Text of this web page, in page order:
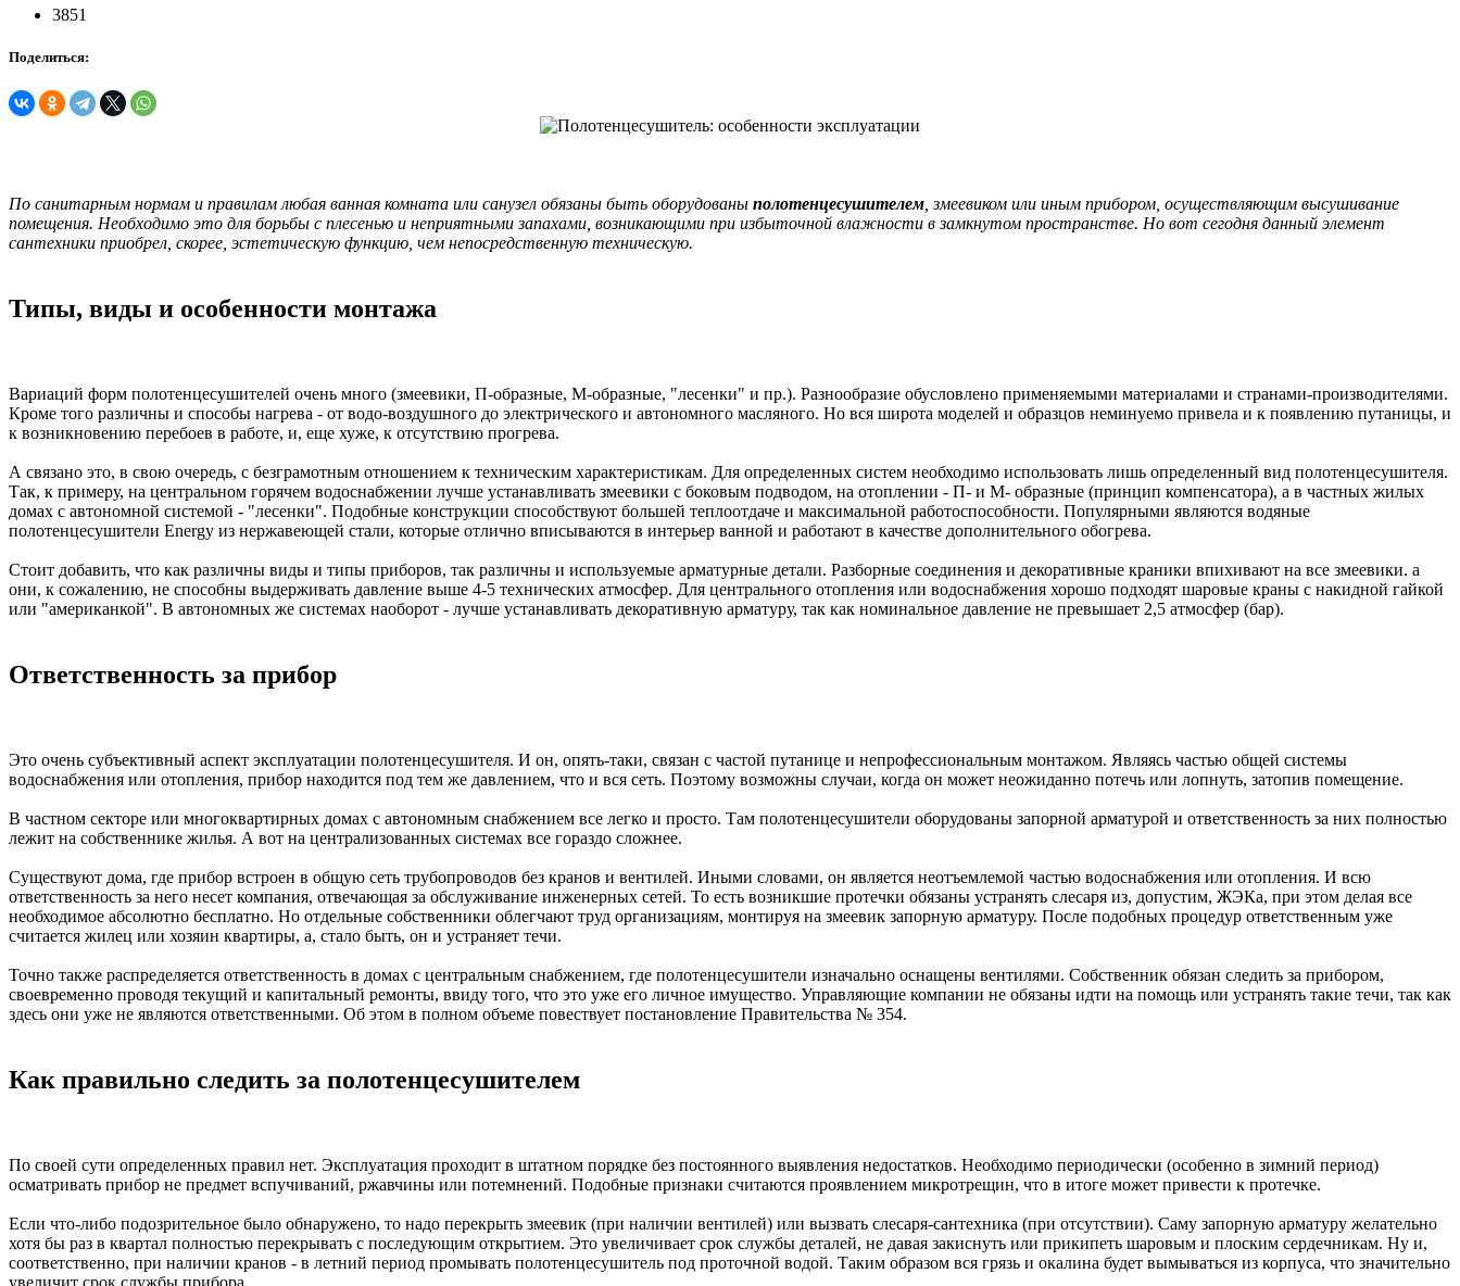
3851
Поделиться:
По санитарным нормам и правилам любая ванная комната или санузел обязаны быть оборудованы полотенцесушителем , змеевиком или иным прибором, осуществляющим высушивание
помещения. Необходимо это для борьбы с плесенью и неприятными запахами, возникающими при избыточной влажности в замкнутом пространстве. Но вот сегодня данный элемент
сантехники приобрел, скорее, эстетическую функцию, чем непосредственную техническую.
Типы, виды и особенности монтажа
Вариаций форм полотенцесушителей очень много (змеевики, П-образные, М-образные, "лесенки" и пр.). Разнообразие обусловлено применяемыми материалами и странами-производителями.
Кроме того различны и способы нагрева - от водо-воздушного до электрического и автономного масляного. Но вся широта моделей и образцов неминуемо привела и к появлению путаницы, и
к возникновению перебоев в работе, и, еще хуже, к отсутствию прогрева.
А связано это, в свою очередь, с безграмотным отношением к техническим характеристикам. Для определенных систем необходимо использовать лишь определенный вид полотенцесушителя.
Так, к примеру, на центральном горячем водоснабжении лучше устанавливать змеевики с боковым подводом, на отоплении - П- и М- образные (принцип компенсатора), а в частных жилых
домах с автономной системой - "лесенки". Подобные конструкции способствуют большей теплоотдаче и максимальной работоспособности. Популярными являются водяные
полотенцесушители Energy из нержавеющей стали, которые отлично вписываются в интерьер ванной и работают в качестве дополнительного обогрева.
Стоит добавить, что как различны виды и типы приборов, так различны и используемые арматурные детали. Разборные соединения и декоративные краники впихивают на все змеевики. а
они, к сожалению, не способны выдерживать давление выше 4-5 технических атмосфер. Для центрального отопления или водоснабжения хорошо подходят шаровые краны с накидной гайкой
или "американкой". В автономных же системах наоборот - лучше устанавливать декоративную арматуру, так как номинальное давление не превышает 2,5 атмосфер (бар).
Ответственность за прибор
Это очень субъективный аспект эксплуатации полотенцесушителя. И он, опять-таки, связан с частой путанице и непрофессиональным монтажом. Являясь частью общей системы
водоснабжения или отопления, прибор находится под тем же давлением, что и вся сеть. Поэтому возможны случаи, когда он может неожиданно потечь или лопнуть, затопив помещение.
В частном секторе или многоквартирных домах с автономным снабжением все легко и просто. Там полотенцесушители оборудованы запорной арматурой и ответственность за них полностью
лежит на собственнике жилья. А вот на централизованных системах все гораздо сложнее.
Существуют дома, где прибор встроен в общую сеть трубопроводов без кранов и вентилей. Иными словами, он является неотъемлемой частью водоснабжения или отопления. И всю
ответственность за него несет компания, отвечающая за обслуживание инженерных сетей. То есть возникшие протечки обязаны устранять слесаря из, допустим, ЖЭКа, при этом делая все
необходимое абсолютно бесплатно. Но отдельные собственники облегчают труд организациям, монтируя на змеевик запорную арматуру. После подобных процедур ответственным уже
считается жилец или хозяин квартиры, а, стало быть, он и устраняет течи.
Точно также распределяется ответственность в домах с центральным снабжением, где полотенцесушители изначально оснащены вентилями. Собственник обязан следить за прибором,
своевременно проводя текущий и капитальный ремонты, ввиду того, что это уже его личное имущество. Управляющие компании не обязаны идти на помощь или устранять такие течи, так как
здесь они уже не являются ответственными. Об этом в полном объеме повествует постановление Правительства № 354.
Как правильно следить за полотенцесушителем
По своей сути определенных правил нет. Эксплуатация проходит в штатном порядке без постоянного выявления недостатков. Необходимо периодически (особенно в зимний период)
осматривать прибор не предмет вспучиваний, ржавчины или потемнений. Подобные признаки считаются проявлением микротрещин, что в итоге может привести к протечке.
Если что-либо подозрительное было обнаружено, то надо перекрыть змеевик (при наличии вентилей) или вызвать слесаря-сантехника (при отсутствии). Саму запорную арматуру желательно
хотя бы раз в квартал полностью перекрывать с последующим открытием. Это увеличивает срок службы деталей, не давая закиснуть или прикипеть шаровым и плоским сердечникам. Ну и,
соответственно, при наличии кранов - в летний период промывать полотенцесушитель под проточной водой. Таким образом вся грязь и окалина будет вымываться из корпуса, что значительно
увеличит срок службы прибора.